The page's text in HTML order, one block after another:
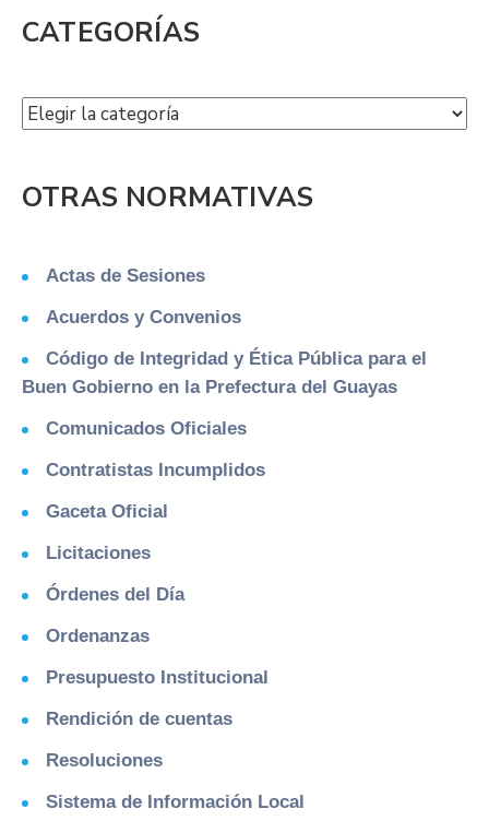
CATEGORÍAS
OTRAS NORMATIVAS
Actas de Sesiones
Acuerdos y Convenios
Código de Integridad y Ética Pública para el
Buen Gobierno en la Prefectura del Guayas
Comunicados Oficiales
Contratistas Incumplidos
Gaceta Oficial
Licitaciones
Órdenes del Día
Ordenanzas
Presupuesto Institucional
Rendición de cuentas
Resoluciones
Sistema de Información Local